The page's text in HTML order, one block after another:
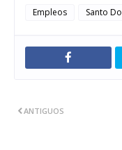
Empleos Santo
ANTIGUOS